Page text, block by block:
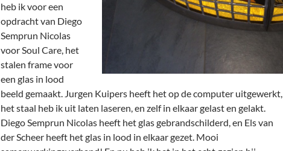
heb ik voor een
opdracht van Diego
Semprun Nicolas
voor Soul Care, het
stalen frame voor
een glas in lood
beeld gemaakt. Jurgen Kuipers heeft het op de computer uitgewerkt,
het staal heb ik uit laten laseren, en zelf in elkaar gelast en gelakt.
Diego Semprun Nicolas heeft het glas gebrandschilderd, en Els van
der Scheer heeft het glas in lood in elkaar gezet. Mooi